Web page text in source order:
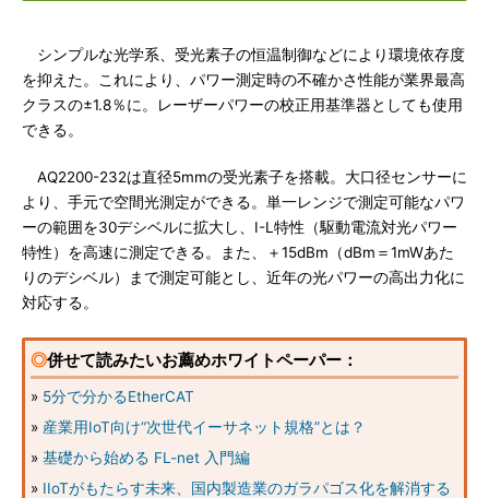
シンプルな光学系、受光素子の恒温制御などにより環境依存度
を抑えた。これにより、パワー測定時の不確かさ性能が業界最高
クラスの±1.8％に。レーザーパワーの校正用基準器としても使用
できる。
AQ2200-232は直径5mmの受光素子を搭載。大口径センサーに
より、手元で空間光測定ができる。単一レンジで測定可能なパワ
ーの範囲を30デシベルに拡大し、I-L特性（駆動電流対光パワー
特性）を高速に測定できる。また、＋15dBm（dBm＝1mWあた
りのデシベル）まで測定可能とし、近年の光パワーの高出力化に
対応する。
◎併せて読みたいお薦めホワイトペーパー：
» 5分で分かるEtherCAT
» 産業用IoT向け“次世代イーサネット規格”とは？
» 基礎から始める FL-net 入門編
» IIoTがもたらす未来、国内製造業のガラパゴス化を解消する